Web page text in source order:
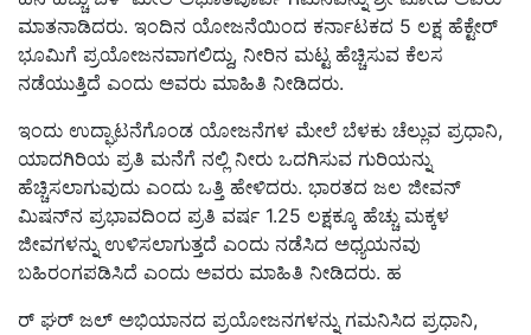
ಮಾತನಾಡಿದರು. ಇಂದಿನ ಯೋಜನೆಯಿಂದ ಕರ್ನಾಟಕದ 5 ಲಕ್ಷ ಹೆಕ್ಟೇರ್
ಭೂಮಿಗೆ ಪ್ರಯೋಜನವಾಗಲಿದ್ದು, ನೀರಿನ ಮಟ್ಟ ಹೆಚ್ಚಿಸುವ ಕೆಲಸ
ನಡೆಯುತ್ತಿದೆ ಎಂದು ಅವರು ಮಾಹಿತಿ ನೀಡಿದರು.
ಇಂದು ಉದ್ಘಾಟನೆಗೊಂಡ ಯೋಜನೆಗಳ ಮೇಲೆ ಬೆಳಕು ಚೆಲ್ಲುವ ಪ್ರಧಾನಿ,
ಯಾದಗಿರಿಯ ಪ್ರತಿ ಮನೆಗೆ ನಲ್ಲಿ ನೀರು ಒದಗಿಸುವ ಗುರಿಯನ್ನು
ಹೆಚ್ಚಿಸಲಾಗುವುದು ಎಂದು ಒತ್ತಿ ಹೇಳಿದರು. ಭಾರತದ ಜಲ ಜೀವನ್
ಮಿಷನ್‌ನ ಪ್ರಭಾವದಿಂದ ಪ್ರತಿ ವರ್ಷ 1.25 ಲಕ್ಷಕ್ಕೂ ಹೆಚ್ಚು ಮಕ್ಕಳ
ಜೀವಗಳನ್ನು ಉಳಿಸಲಾಗುತ್ತದೆ ಎಂದು ನಡೆಸಿದ ಅಧ್ಯಯನವು
ಬಹಿರಂಗಪಡಿಸಿದೆ ಎಂದು ಅವರು ಮಾಹಿತಿ ನೀಡಿದರು. ಹ
ರ್ ಘರ್ ಜಲ್ ಅಭಿಯಾನದ ಪ್ರಯೋಜನಗಳನ್ನು ಗಮನಿಸಿದ ಪ್ರಧಾನಿ,